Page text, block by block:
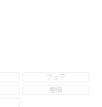
フェア
整備